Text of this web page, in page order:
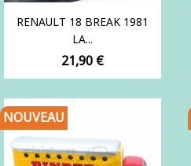
RENAULT 18 BREAK 1981
LA...
Prix
21,90 €
NOUVEAU